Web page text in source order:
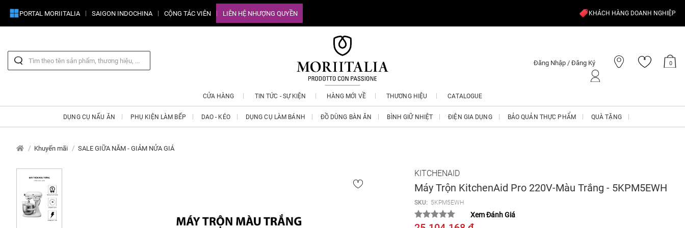
PORTAL MORIITALIA SAIGON INDOCHINA CỘNG TÁC VIÊN LIÊN HỆ NHƯỢNG QUYỀN KHÁCH HÀNG DOANH NGHIỆP
Đăng Nhập / Đăng Ký 0
CỬA HÀNG TIN TỨC - SỰ KIỆN HÀNG MỚI VỀ THƯƠNG HIỆU CATALOGUE
DỤNG CỤ NẤU ĂN PHỤ KIỆN LÀM BẾP DAO - KÉO DỤNG CỤ LÀM BÁNH ĐỒ DÙNG BÀN ĂN BÌNH GIỮ NHIỆT ĐIỆN GIA DỤNG BẢO QUẢN THỰC PHẨM QUÀ TẶNG
Khuyến mãi SALE GIỮA NĂM - GIẢM NỬA GIÁ
KITCHENAID
Máy Trộn KitchenAid Pro 220V-Màu Trắng - 5KPM5EWH
SKU: 5KPM5EWH
Xem Đánh Giá